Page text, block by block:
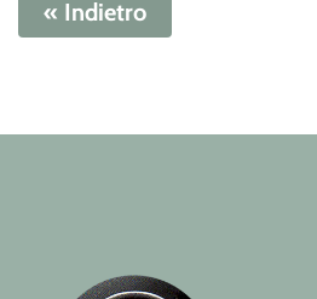
« Indietro